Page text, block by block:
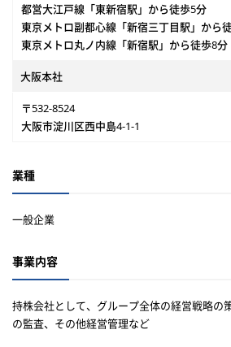
都営大江戸線「東新宿駅」から徒歩5分
東京メトロ副都心線「新宿三丁目駅」から
東京メトロ丸ノ内線「新宿駅」から徒歩8分
大阪本社
〒532-8524
大阪市淀川区西中島4-1-1
業種
一般企業
事業内容
持株会社として、グループ全体の経営戦略の
の監査、その他経営管理など